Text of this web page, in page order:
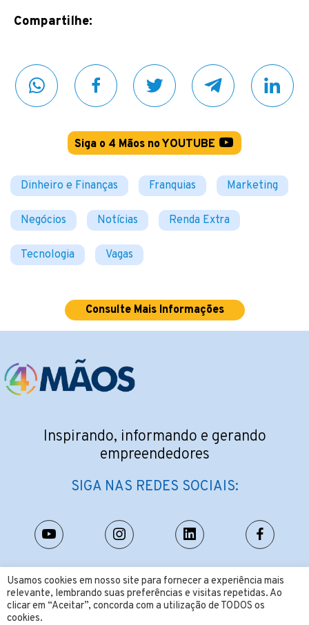
Compartilhe:
Siga o 4 Mãos no YOUTUBE
Dinheiro e Finanças Franquias Marketing
Negócios Notícias Renda Extra
Tecnologia Vagas
Consulte Mais Informações
Usamos cookies em nosso site para fornecer a experiência mais
relevante, lembrando suas preferências e visitas repetidas. Ao
clicar em “Aceitar”, concorda com a utilização de TODOS os
cookies.
Inspirando, informando e gerando
empreendedores
SIGA NAS REDES SOCIAIS:
CONTATO:
contato@4maos.com.br